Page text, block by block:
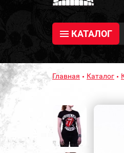
КАТАЛОГ
Главная Каталог